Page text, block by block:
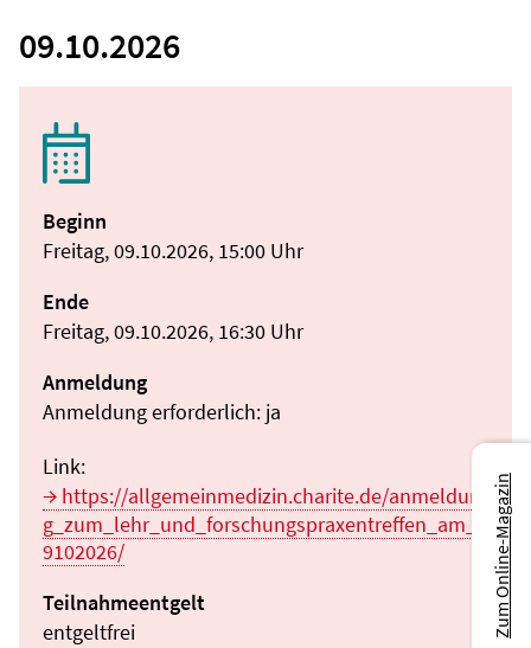
09.10.2026
Beginn
Freitag, 09.10.2026, 15:00 Uhr
Ende
Freitag, 09.10.2026, 16:30 Uhr
Anmeldung
Anmeldung erforderlich: ja
Link:
https://allgemeinmedizin.charite.de/anmeldun
g_zum_lehr_und_forschungspraxentreffen_am_0
9102026/
Teilnahmeentgelt
entgeltfrei
Zum Online-Magazin